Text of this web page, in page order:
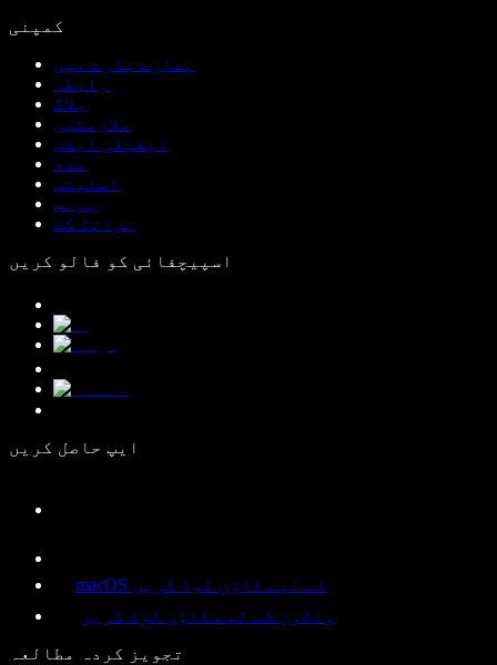
کمپنی
ہمارے بارے میں
رابطہ
بلاگ
ملازمتیں
ایفیلی ایٹس
مدد
اسٹیٹس
پریس
برانڈ کٹ
اسپیچفائی کو فالو کریں
ایپ حاصل کریں
macOS کے لیے ڈاؤن لوڈ کریں
ونڈوز کے لیے ڈاؤن لوڈ کریں
تجویز کردہ مطالعہ